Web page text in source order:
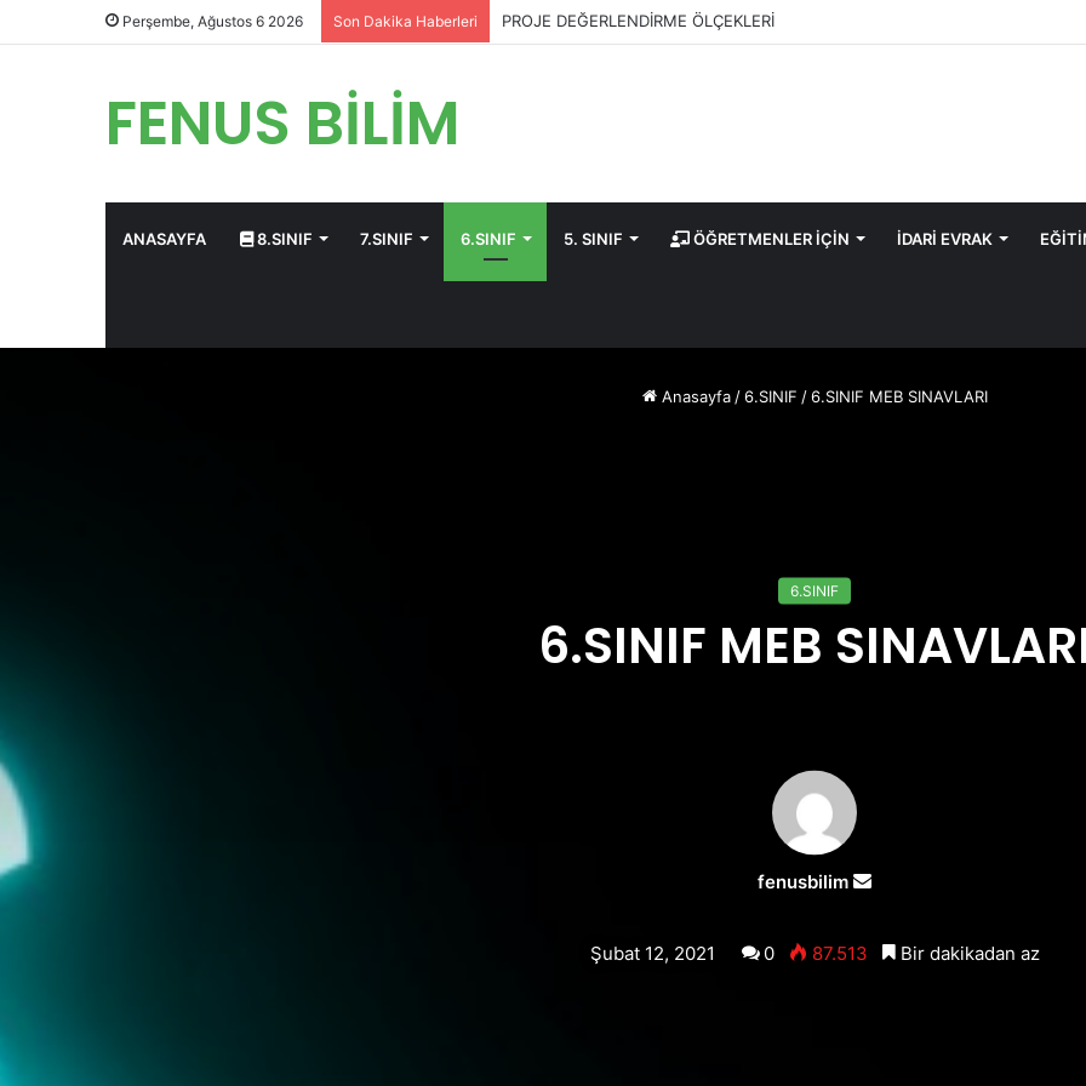
Perşembe, Ağustos 6 2026 Son Dakika Haberleri PROJE DEĞERLENDİRME ÖLÇEKLERİ
FENUS BİLİM
ANASAYFA 8.SINIF 7.SINIF 6.SINIF 5. SINIF ÖĞRETMENLER İÇİN İDARİ EVRAK
Anasayfa / 6.SINIF / 6.SINIF MEB SINAVLARI
6.SINIF
6.SINIF MEB
fenusbilim
Bir
göndermek
Şubat 12, 2021 0 87.513 Bir dakikadan az